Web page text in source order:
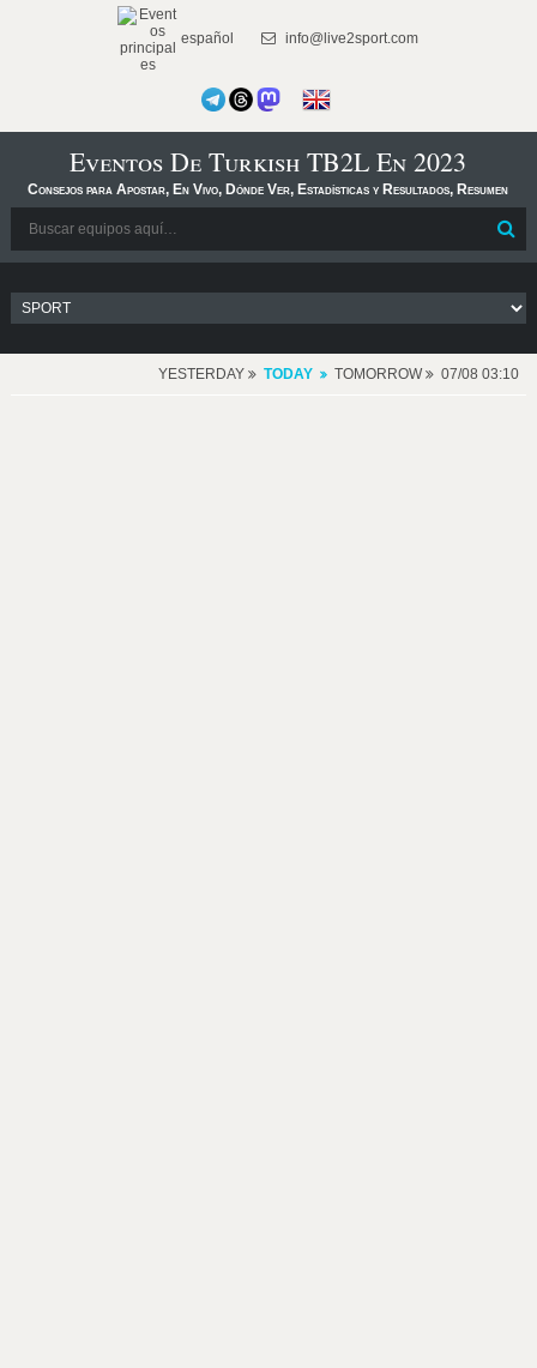
español info@live2sport.com
Eventos De Turkish TB2L En 2023
Consejos para Apostar, En Vivo, Dónde Ver, Estadísticas y Resultados, Resumen
YESTERDAY TODAY TOMORROW 07/08 03:10